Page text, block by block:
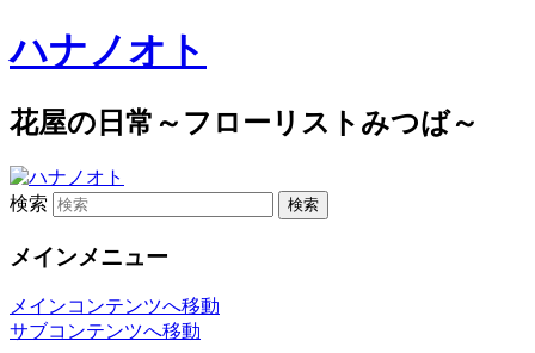
ハナノオト
花屋の日常～フローリストみつば～
検索
メインメニュー
メインコンテンツへ移動
サブコンテンツへ移動